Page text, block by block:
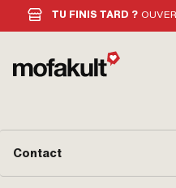
TU FINIS TARD ?
Contact